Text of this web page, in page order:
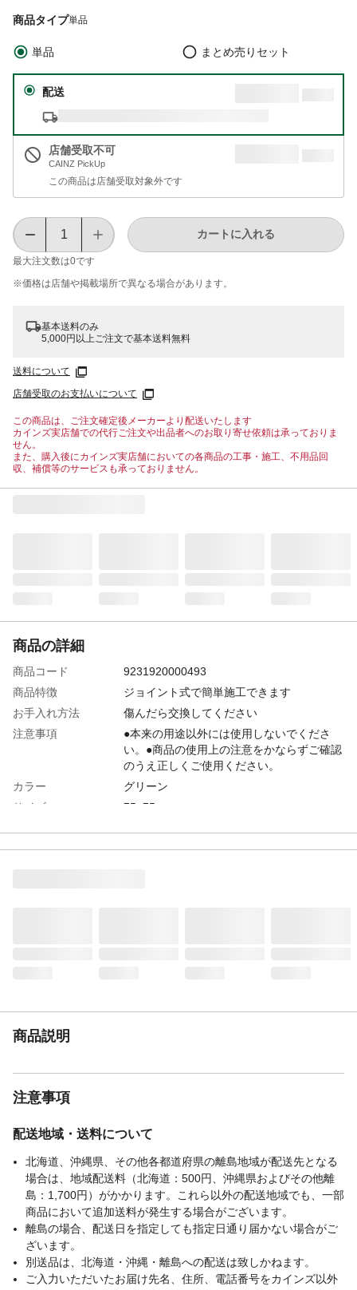
商品タイプ単品
単品 まとめ売りセット
配送
店舗受取不可
CAINZ PickUp
この商品は店舗受取対象外です
最大注文数は0です
カートに入れる
※価格は​店舗や​掲載場所で​異なる​場合が​あります。
基本送料のみ
5,000円以上ご注文で基本送料無料
送料について
店舗受取のお支払いについて
この商品は、ご注文確定後メーカーより配送いたします
カインズ実店舗での代行ご注文や出品者へのお取り寄せ依頼は承っておりま
せん。
また、購入後にカインズ実店舗においての各商品の工事・施工、不用品回
収、補償等のサービスも承っておりません。
商品の詳細
商品コード
9231920000493
商品特徴
ジョイント式で簡単施工できます
お手入れ方法
傷んだら交換してください
注意事項
●本来の用途以外には使用しないでくださ
い。●商品の使用上の注意をかならずご確認
のうえ正しくご使用ください。
カラー
グリーン
サイズ
75×75mm
本体サイズ-幅(cm)
7.5
JANコード
4904771387215
関連キーワード
商品説明
注意事項
配送地域・送料について
北海道、沖縄県、その他各都道府県の離島地域が配送先となる
場合は、地域配送料（北海道：500円、沖縄県およびその他離
島：1,700円）がかかります。これら以外の配送地域でも、一部
商品において追加送料が発生する場合がございます。
離島の場合、配送日を指定しても指定日通り届かない場合がご
ざいます。
別送品は、北海道・沖縄・離島への配送は致しかねます。
ご入力いただいたお届け先名、住所、電話番号をカインズ以外